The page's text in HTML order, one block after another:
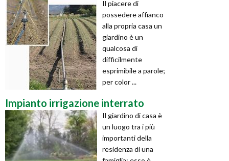
Il piacere di
possedere affianco
alla propria casa un
giardino è un
qualcosa di
difficilmente
esprimibile a parole;
per color ...
Impianto irrigazione interrato
Il giardino di casa è
un luogo tra i più
importanti della
residenza di una